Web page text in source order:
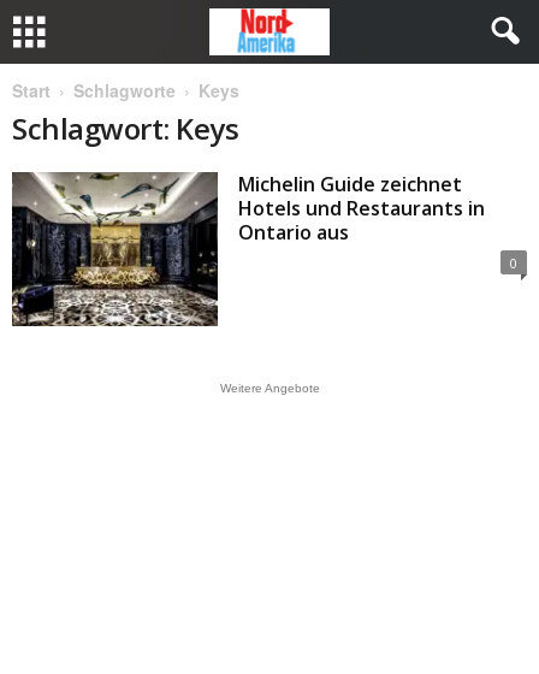
Start Schlagworte Keys
Schlagwort: Keys
Michelin Guide zeichnet
Hotels und Restaurants in
Ontario aus
0
Weitere Angebote